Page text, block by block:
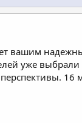
вашим
уже